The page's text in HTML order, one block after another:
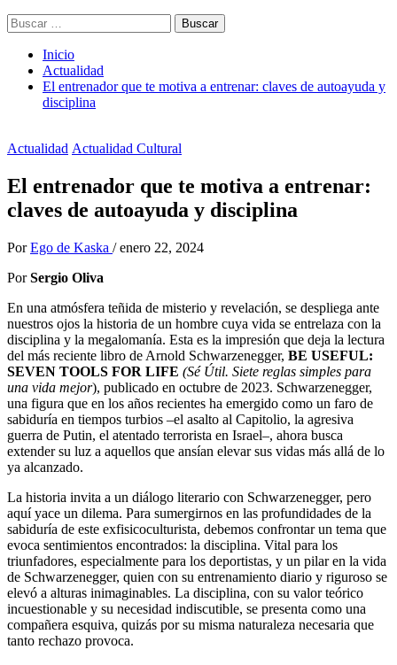
Buscar:
Inicio
Actualidad
El entrenador que te motiva a entrenar: claves de autoayuda y
disciplina
Actualidad Actualidad Cultural
El entrenador que te motiva a entrenar:
claves de autoayuda y disciplina
Por Ego de Kaska / enero 22, 2024
PorSergio Oliva
En una atmósfera teñida de misterio y revelación, se despliega ante
nuestros ojos la historia de un hombre cuya vida se entrelaza con la
disciplina y la megalomanía. Esta es la impresión que deja la lectura
del más reciente libro de Arnold Schwarzenegger, BE USEFUL:
SEVEN TOOLS FOR LIFE (Sé Útil. Siete reglas simples para
una vida mejor), publicado en octubre de 2023. Schwarzenegger,
una figura que en los años recientes ha emergido como un faro de
sabiduría en tiempos turbios –el asalto al Capitolio, la agresiva
guerra de Putin, el atentado terrorista en Israel–, ahora busca
extender su luz a aquellos que ansían elevar sus vidas más allá de lo
ya alcanzado.
La historia invita a un diálogo literario con Schwarzenegger, pero
aquí yace un dilema. Para sumergirnos en las profundidades de la
sabiduría de este exfisicoculturista, debemos confrontar un tema que
evoca sentimientos encontrados: la disciplina. Vital para los
triunfadores, especialmente para los deportistas, y un pilar en la vida
de Schwarzenegger, quien con su entrenamiento diario y riguroso se
elevó a alturas inimaginables. La disciplina, con su valor teórico
incuestionable y su necesidad indiscutible, se presenta como una
compañera esquiva, quizás por su misma naturaleza necesaria que
tanto rechazo provoca.